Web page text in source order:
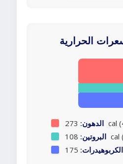
الحرارية
الدهون: 273
البروتين: 108
الكربوهيدرات: